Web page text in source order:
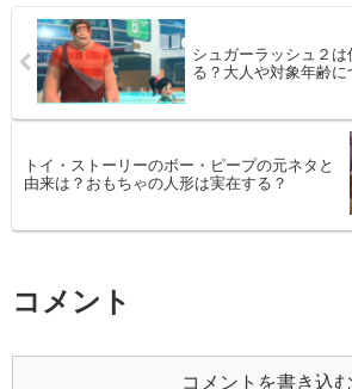
シュガーラッシュ２
る？大人や対象年齢に
トイ・ストーリーのボー・ピープの元ネタと
由来は？おもちゃの人形は実在する？
コメント
コメントを書き込む